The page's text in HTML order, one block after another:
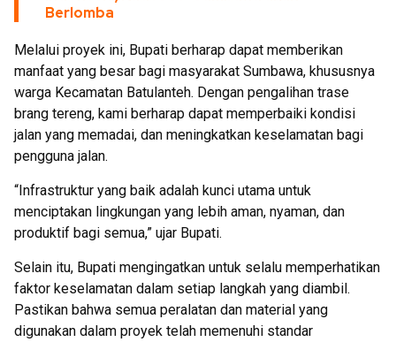
Berlomba
Melalui proyek ini, Bupati berharap dapat memberikan
manfaat yang besar bagi masyarakat Sumbawa, khususnya
warga Kecamatan Batulanteh. Dengan pengalihan trase
brang tereng, kami berharap dapat memperbaiki kondisi
jalan yang memadai, dan meningkatkan keselamatan bagi
pengguna jalan.
“Infrastruktur yang baik adalah kunci utama untuk
menciptakan lingkungan yang lebih aman, nyaman, dan
produktif bagi semua,” ujar Bupati.
Selain itu, Bupati mengingatkan untuk selalu memperhatikan
faktor keselamatan dalam setiap langkah yang diambil.
Pastikan bahwa semua peralatan dan material yang
digunakan dalam proyek telah memenuhi standar